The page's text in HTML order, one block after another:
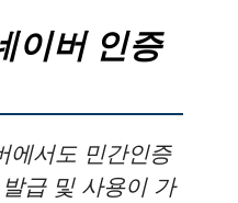
이버 인증
에서도 민간인증
급 및 사용이 가